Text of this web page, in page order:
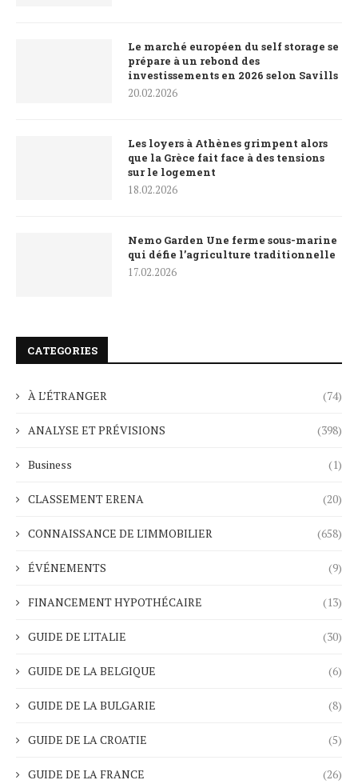
Le marché européen du self storage se
prépare à un rebond des
investissements en 2026 selon Savills
20.02.2026
Les loyers à Athènes grimpent alors
que la Grèce fait face à des tensions
sur le logement
18.02.2026
Nemo Garden Une ferme sous-marine
qui défie l’agriculture traditionnelle
17.02.2026
CATEGORIES
À L’ÉTRANGER (74)
ANALYSE ET PRÉVISIONS (398)
Business (1)
CLASSEMENT ERENA (20)
CONNAISSANCE DE L'IMMOBILIER (658)
ÉVÉNEMENTS (9)
FINANCEMENT HYPOTHÉCAIRE (13)
GUIDE DE L'ITALIE (30)
GUIDE DE LA BELGIQUE (6)
GUIDE DE LA BULGARIE (8)
GUIDE DE LA CROATIE (5)
GUIDE DE LA FRANCE (26)